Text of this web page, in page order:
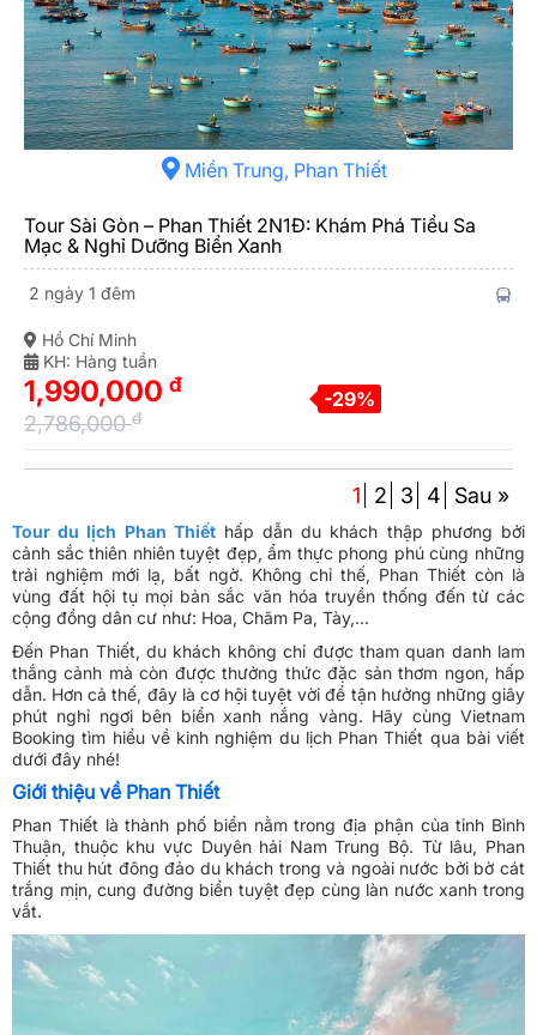
Miền Trung, Phan Thiết
Tour Sài Gòn – Phan Thiết 2N1Đ: Khám Phá Tiểu Sa
Mạc & Nghỉ Dưỡng Biển Xanh
2 ngày 1 đêm
Hồ Chí Minh
KH: Hàng tuần
1,990,000 đ
2,786,000đ
-29%
1 2 3 4 Sau »
Tour du lịch Phan Thiếthấp dẫn du khách thập phương bởi
cảnh sắc thiên nhiên tuyệt đẹp, ẩm thực phong phú cùng những
trải nghiệm mới lạ, bất ngờ. Không chỉ thế, Phan Thiết còn là
vùng đất hội tụ mọi bản sắc văn hóa truyền thống đến từ các
cộng đồng dân cư như: Hoa, Chăm Pa, Tày,...
Đến Phan Thiết, du khách không chỉ được tham quan danh lam
thắng cảnh mà còn được thưởng thức đặc sản thơm ngon, hấp
dẫn. Hơn cả thế, đây là cơ hội tuyệt vời để tận hưởng những giây
phút nghỉ ngơi bên biển xanh nắng vàng. Hãy cùng Vietnam
Booking tìm hiểu về kinh nghiệm du lịch Phan Thiết qua bài viết
dưới đây nhé!
Giới thiệu về Phan Thiết
Phan Thiết là thành phố biển nằm trong địa phận của tỉnh Bình
Thuận, thuộc khu vực Duyên hải Nam Trung Bộ. Từ lâu, Phan
Thiết thu hút đông đảo du khách trong và ngoài nước bởi bờ cát
trắng mịn, cung đường biển tuyệt đẹp cùng làn nước xanh trong
vắt.